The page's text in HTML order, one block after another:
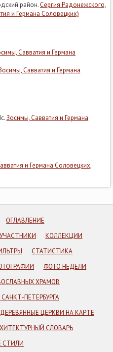
район.Сергия Радонежского,
и Германа Соловецких)
Савватия и Германа
Савватия и Германа
Зосимы, Савватия и Германа
и Германа Соловецких,
ОГЛАВЛЕНИЕ
УЧАСТНИКИ
КОЛЛЕКЦИИ
СТАТИСТИКА
ФОТО НЕДЕЛИ
ХРАМОВ
ПЕТЕРБУРГА
ДЕРЕВЯННЫЕ ЦЕРКВИ НА КАРТЕ
СЛОВАРЬ
СТИЛИ